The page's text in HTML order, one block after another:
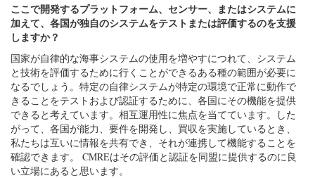
ここで開発するプラットフォーム、センサー、またはシステムに
加えて、各国が独自のシステムをテストまたは評価するのを支援
しますか？
国家が自律的な海事システムの使用を増やすにつれて、システム
と技術を評価するために行くことができるある種の範囲が必要に
なるでしょう。特定の自律システムが特定の環境で正常に動作で
きることをテストおよび認証するために、各国にその機能を提供
できると考えています。相互運用性に焦点を当てています。した
がって、各国が能力、要件を開発し、買収を実施しているとき、
私たちは互いに情報を共有でき、それが連携して機能することを
確認できます。 CMREはその評価と認証を同盟に提供するのに良
い立場にあると思います。